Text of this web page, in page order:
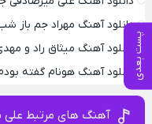
پست بعدی
دانلود آهنگ مهراد جم باز
دانلود آهنگ میثاق راد و
دانلود آهنگ هونام گفته
آهنگ های مرتبط علی